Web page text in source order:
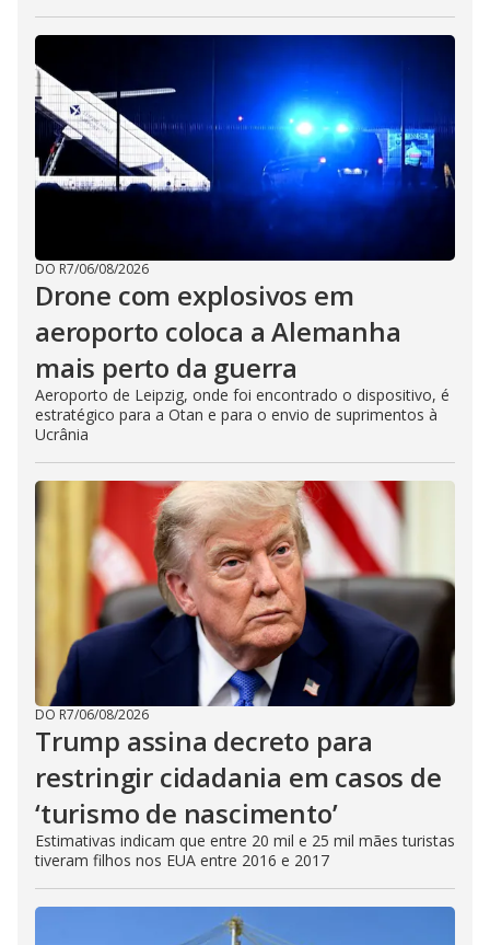
DO R7/06/08/2026
Drone com explosivos em
aeroporto coloca a Alemanha
mais perto da guerra
Aeroporto de Leipzig, onde foi encontrado o dispositivo, é
estratégico para a Otan e para o envio de suprimentos à
Ucrânia
DO R7/06/08/2026
Trump assina decreto para
restringir cidadania em casos de
‘turismo de nascimento’
Estimativas indicam que entre 20 mil e 25 mil mães turistas
tiveram filhos nos EUA entre 2016 e 2017